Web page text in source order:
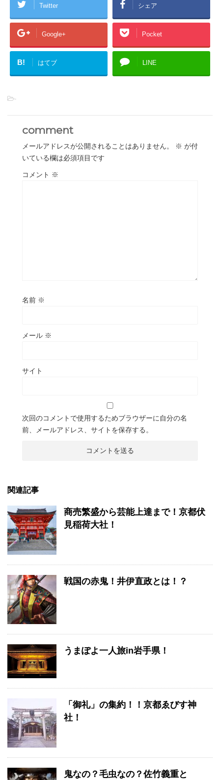
Twitter シェア
Google+ Pocket
B! はてブ LINE
-
comment
メールアドレスが公開されることはありません。 ※ が付
いている欄は必須項目です
コメント ※
名前 ※
メール ※
サイト
次回のコメントで使用するためブラウザーに自分の名
前、メールアドレス、サイトを保存する。
関連記事
商売繁盛から芸能上達まで！京都伏
見稲荷大社！
戦国の赤鬼！井伊直政とは！？
うまぽよ一人旅in岩手県！
「御礼」の集約！！京都ゑびす神
社！
鬼なの？毛虫なの？佐竹義重と